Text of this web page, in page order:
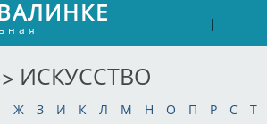
|
ИСКУССТВО
Ж З И К Л М Н О П Р С
Т